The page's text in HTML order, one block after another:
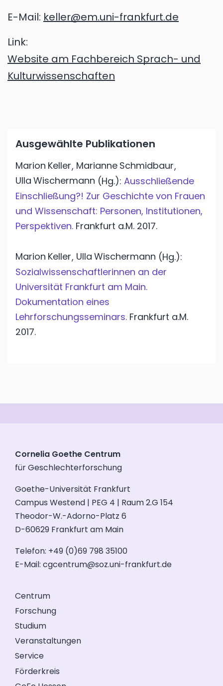
E-Mail: keller@em.uni-frankfurt.de
Link:
Website am Fachbereich Sprach- und
Kulturwissenschaften
Ausgewählte Publikationen
Marion Keller, Marianne Schmidbaur,
Ulla Wischermann (Hg.): Ausschließende
Einschließung?! Zur Geschichte von Frauen
und Wissenschaft: Personen, Institutionen,
Perspektiven. Frankfurt a.M. 2017.
Marion Keller, Ulla Wischermann (Hg.):
Sozialwissenschaftlerinnen an der
Universität Frankfurt am Main.
Dokumentation eines
Lehrforschungsseminars. Frankfurt a.M.
2017.
Cornelia Goethe Centrum
für Geschlechterforschung
Goethe-Universität Frankfurt
Campus Westend | PEG 4 | Raum 2.G 154
Theodor-W.-Adorno-Platz 6
D-60629 Frankfurt am Main
Telefon: +49 (0)69 798 35100
E-Mail: cgcentrum@soz.uni-frankfurt.de
Centrum
Forschung
Studium
Veranstaltungen
Service
Förderkreis